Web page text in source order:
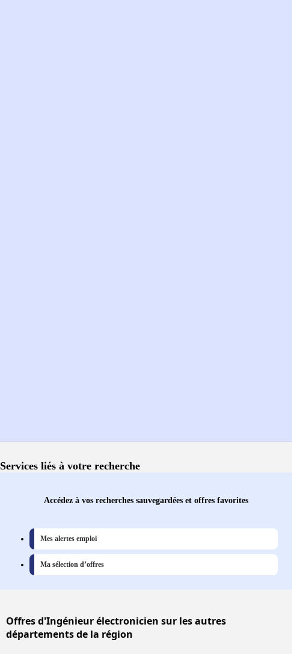
Services liés à votre recherche
Accédez à vos recherches sauvegardées et offres favorites
Mes alertes emploi
Ma sélection d’offres
Offresd'Ingénieur électronicien sur les autres
départements de la région